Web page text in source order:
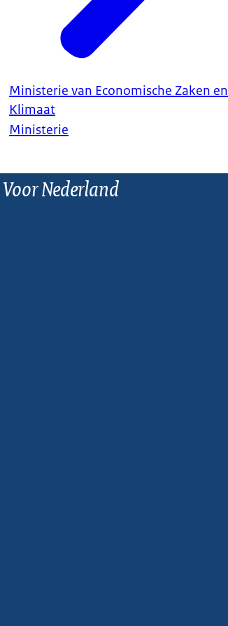
Ministerie van Economische Zaken en
Klimaat
Ministerie
Nederland